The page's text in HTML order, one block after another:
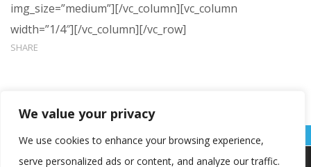
We value your privacy
We use cookies to enhance your browsing experience,
serve personalized ads or content, and analyze our traffic.
img_size=”medium”][/vc_column][vc_column
width=”1/4″][/vc_column][/vc_row]
SHARE
Koristimo kolačiće kako bismo vam pružili najbolje iskustvo na